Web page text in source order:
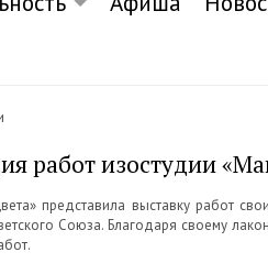
работ изостудии
представила выставку работ
Союза. Благодаря своему